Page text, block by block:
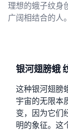
理想的蛾子纹身
广阔相结合的人。
银河翅膀蛾
这种银河翅膀
宇宙的无限本
变，因为它们
明的象征。这